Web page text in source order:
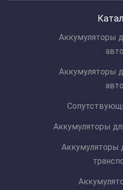
Аккумуляторы
авто
Аккумуляторы
авто
Аккумуляторы
Аккумуляторы